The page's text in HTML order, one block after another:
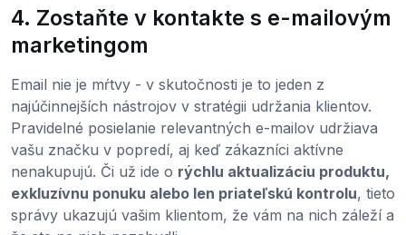
4. Zostaňte v kontakte s e-mailovým
marketingom
Email nie je mŕtvy - v skutočnosti je to jeden z
najúčinnejších nástrojov v stratégii udržania klientov.
Pravidelné posielanie relevantných e-mailov udržiava
vašu značku v popredí, aj keď zákazníci aktívne
nenakupujú. Či už ide o rýchlu aktualizáciu produktu,
exkluzívnu ponuku alebo len priateľskú kontrolu, tieto
správy ukazujú vašim klientom, že vám na nich záleží a